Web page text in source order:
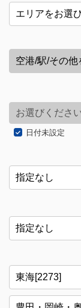
日付未設定